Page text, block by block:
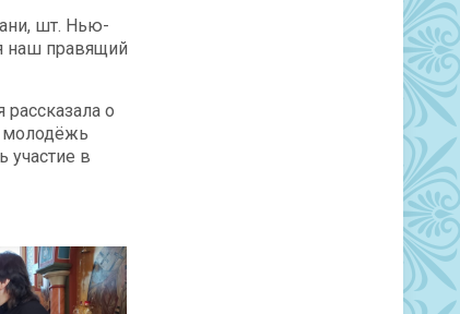
шт. Нью-
наш правящий
о
молодёжь
участие в